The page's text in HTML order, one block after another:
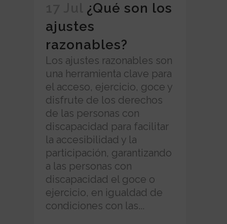
¿Qué son los
ajustes
razonables?
Los ajustes razonables son
una herramienta clave para
el acceso, ejercicio, goce y
disfrute de los derechos
de las personas con
discapacidad para facilitar
la accesibilidad y la
participación, garantizando
a las personas con
discapacidad el goce o
ejercicio, en igualdad de
condiciones con las...